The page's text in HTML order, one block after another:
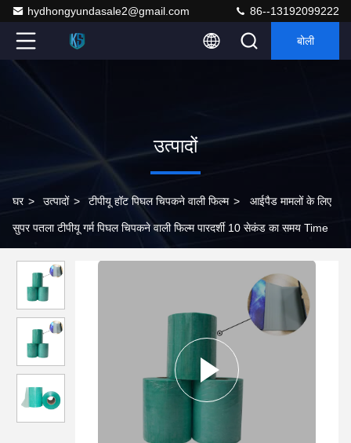
hydhongyundasale2@gmail.com 86--13192099222
बोली
उत्पादों
घर > उत्पादों > टीपीयू हॉट पिघल चिपकने वाली फिल्म > आईपैड मामलों के लिए
सुपर पतला टीपीयू गर्म पिघल चिपकने वाली फिल्म पारदर्शी 10 सेकंड का समय Time